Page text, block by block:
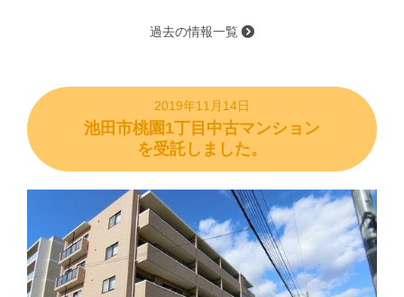
過去の情報一覧
2019年11月14日
池田市桃園1丁目中古マンション
を受託しました。